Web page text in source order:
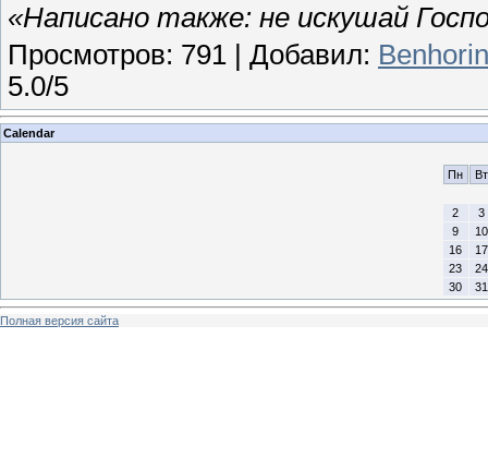
«Написано также: не искушай
Просмотров: 791 | Добавил: Benhorin
5.0/5
Calendar
Пн Вт
2
3
9
10
16
17
23
24
30
31
Полная версия сайта